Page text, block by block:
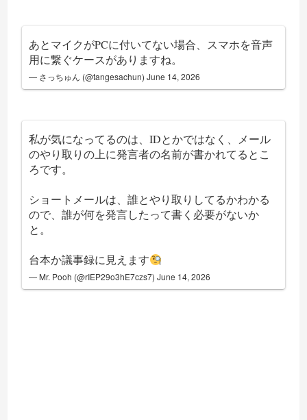
あとマイクがPCに付いてない場合、スマホを音声
用に繋ぐケースがありますね。
— さっちゅん (@tangesachun)June 14, 2026
私が気になってるのは、IDとかではなく、メール
のやり取りの上に発言者の名前が書かれてるとこ
ろです。
ショートメールは、誰とやり取りしてるかわかる
ので、誰が何を発言したって書く必要がないか
と。
台本か議事録に見えます
— Mr. Pooh (@rIEP29o3hE7czs7)June 14, 2026